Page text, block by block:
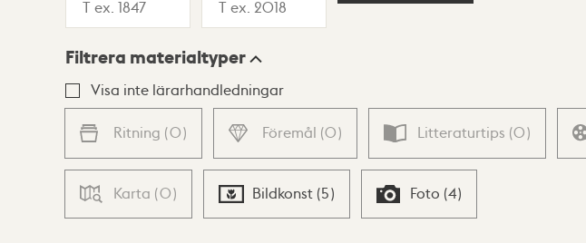
Lista Karta
Filtrera materialtyper
Visa inte lärarhandledningar
Ritning (0) Föremål (0) Litteraturtips (0)
Karta (0) Bildkonst (5) Foto (4)